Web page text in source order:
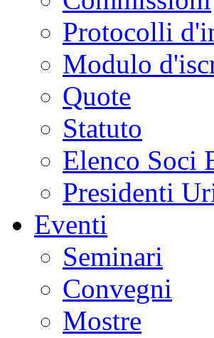
Protocolli
Modulo
Quote
Statuto
Elenco Soci
Presidenti
Eventi
Seminari
Convegni
Mostre